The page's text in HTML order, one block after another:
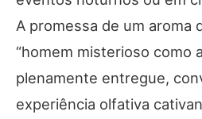
A promessa de um aroma
“homem misterioso como
plenamente entregue,
experiência olfativa